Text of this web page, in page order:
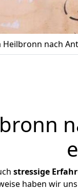
Heilbronn nach
stressige
haben wir